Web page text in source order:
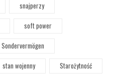
snajperzy
soft power
Sondervermögen
stan wojenny
Starożytność